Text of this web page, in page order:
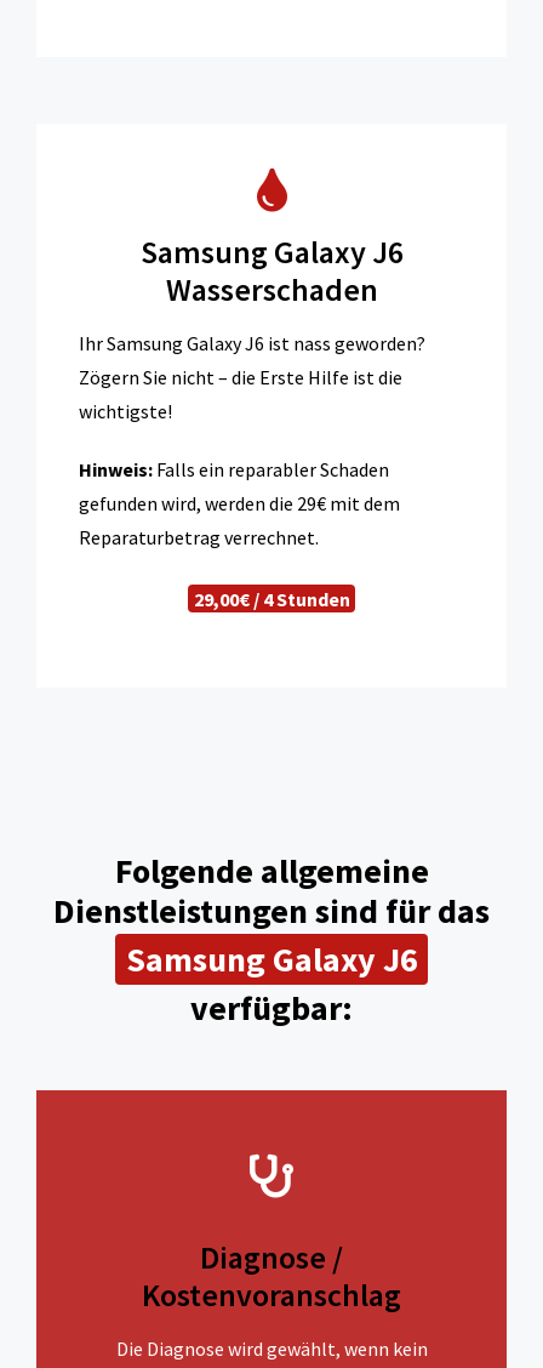
Samsung Galaxy J6
Wasserschaden
Ihr Samsung Galaxy J6 ist nass geworden?
Zögern Sie nicht – die Erste Hilfe ist die
wichtigste!
Hinweis: Falls ein reparabler Schaden
gefunden wird, werden die 29€ mit dem
Reparaturbetrag verrechnet.
29,00€ / 4 Stunden
Folgende allgemeine
Dienstleistungen sind für das
Samsung Galaxy J6
verfügbar:
Diagnose /
Kostenvoranschlag
Die Diagnose wird gewählt, wenn kein